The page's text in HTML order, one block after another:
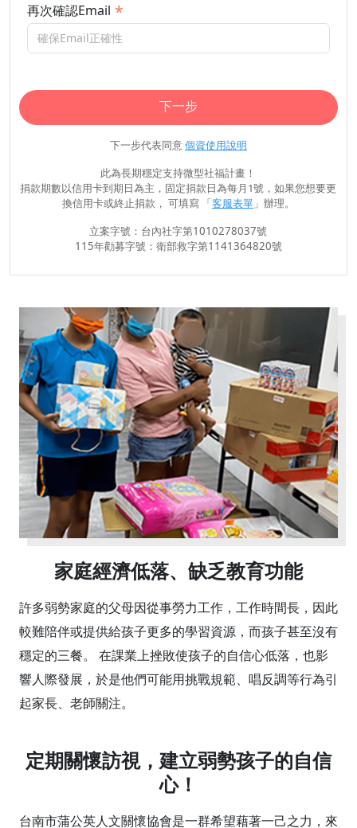
再次確認Email
下一步
下一步代表同意個資使用說明
此為長期穩定支持微型社福計畫！
捐款期數以信用卡到期日為主，固定捐款日為每月1號，如果您想要更
換信用卡或終止捐款， 可填寫 「客服表單」辦理。
立案字號：台內社字第1010278037號
115年勸募字號：衛部救字第1141364820號
家庭經濟低落、缺乏教育功能
許多弱勢家庭的父母因從事勞力工作，工作時間長，因此
較難陪伴或提供給孩子更多的學習資源，而孩子甚至沒有
穩定的三餐。 在課業上挫敗使孩子的自信心低落，也影
響人際發展，於是他們可能用挑戰規範、唱反調等行為引
起家長、老師關注。
定期關懷訪視，建立弱勢孩子的自信
心！
台南市蒲公英人文關懷協會是一群希望藉著一己之力，來